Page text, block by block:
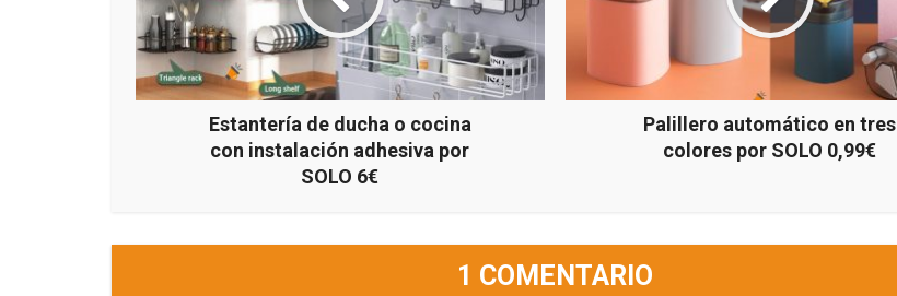
Estantería de ducha o cocina
con instalación adhesiva por
SOLO 6€
Palillero automático en tres
colores por SOLO 0,99€
1 COMENTARIO